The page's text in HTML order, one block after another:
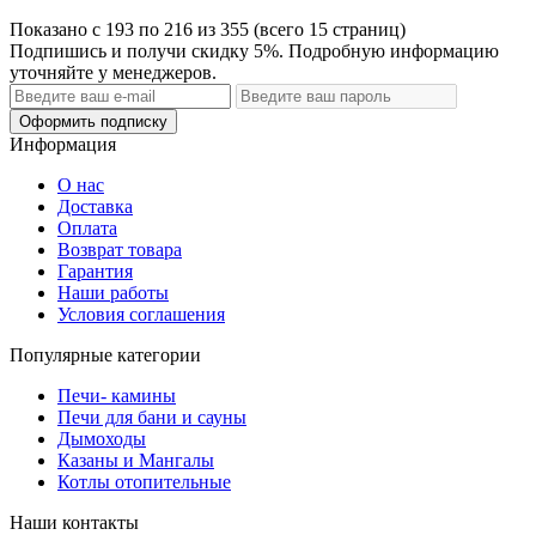
Показано с 193 по 216 из 355 (всего 15 страниц)
Подпишись и получи скидку 5%. Подробную информацию
уточняйте у менеджеров.
Оформить подписку
Информация
О нас
Доставка
Оплата
Возврат товара
Гарантия
Наши работы
Условия соглашения
Популярные категории
Печи- камины
Печи для бани и сауны
Дымоходы
Казаны и Мангалы
Котлы отопительные
Наши контакты